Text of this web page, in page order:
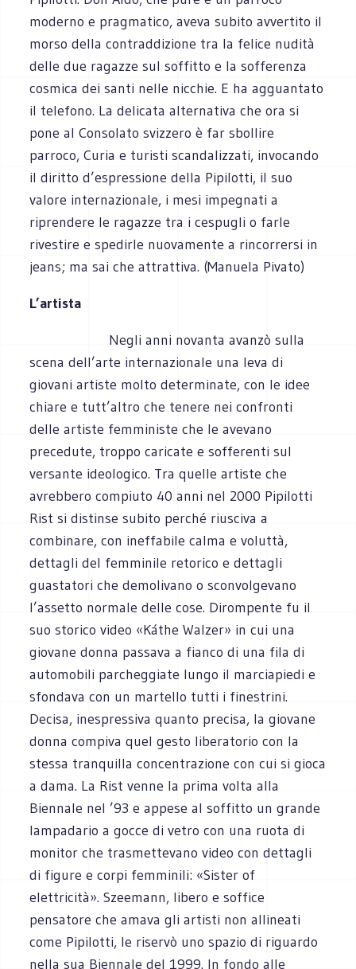
moderno e pragmatico, aveva subito avvertito il
morso della contraddizione tra la felice nudità
delle due ragazze sul soffitto e la sofferenza
cosmica dei santi nelle nicchie. E ha agguantato
il telefono. La delicata alternativa che ora si
pone al Consolato svizzero è far sbollire
parroco, Curia e turisti scandalizzati, invocando
il diritto d’espressione della Pipilotti, il suo
valore internazionale, i mesi impegnati a
riprendere le ragazze tra i cespugli o farle
rivestire e spedirle nuovamente a rincorrersi in
jeans; ma sai che attrattiva. (Manuela Pivato)
L’artista
Negli anni novanta avanzò sulla
scena dell’arte internazionale una leva di
giovani artiste molto determinate, con le idee
chiare e tutt’altro che tenere nei confronti
delle artiste femministe che le avevano
precedute, troppo caricate e sofferenti sul
versante ideologico. Tra quelle artiste che
avrebbero compiuto 40 anni nel 2000 Pipilotti
Rist si distinse subito perché riusciva a
combinare, con ineffabile calma e voluttà,
dettagli del femminile retorico e dettagli
guastatori che demolivano o sconvolgevano
l’assetto normale delle cose. Dirompente fu il
suo storico video «Káthe Walzer» in cui una
giovane donna passava a fianco di una fila di
automobili parcheggiate lungo il marciapiedi e
sfondava con un martello tutti i finestrini.
Decisa, inespressiva quanto precisa, la giovane
donna compiva quel gesto liberatorio con la
stessa tranquilla concentrazione con cui si gioca
a dama. La Rist venne la prima volta alla
Biennale nel ’93 e appese al soffitto un grande
lampadario a gocce di vetro con una ruota di
monitor che trasmettevano video con dettagli
di figure e corpi femminili: «Sister of
elettricità». Szeemann, libero e soffice
pensatore che amava gli artisti non allineati
come Pipilotti, le riservò uno spazio di riguardo
nella sua Biennale del 1999. In fondo alle